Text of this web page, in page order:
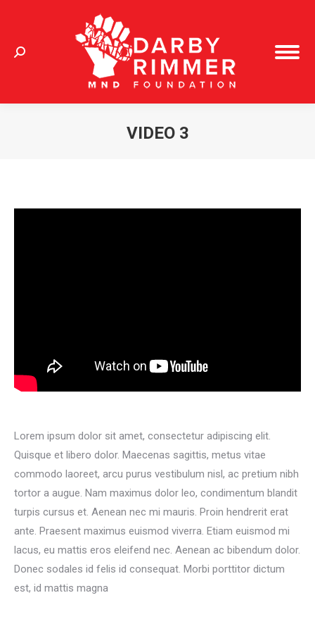
Search:
VIDEO 3
Lorem ipsum dolor sit amet, consectetur adipiscing elit.
Quisque et libero dolor. Maecenas sagittis, metus vitae
commodo laoreet, arcu purus vestibulum nisl, ac pretium nibh
tortor a augue. Nam maximus dolor leo, condimentum blandit
turpis cursus et. Aenean nec mi mauris. Proin hendrerit erat
ante. Praesent maximus euismod viverra. Etiam euismod mi
lacus, eu mattis eros eleifend nec. Aenean ac bibendum dolor.
Donec sodales id felis id consequat. Morbi porttitor dictum
est, id mattis magna